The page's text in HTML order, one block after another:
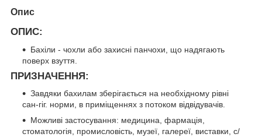
Опис
ОПИС:
Бахіли - чохли або захисні панчохи, що надягають
поверх взуття.
ПРИЗНАЧЕННЯ:
Завдяки бахилам зберігається на необхідному рівні
сан-гіг. норми, в приміщеннях з потоком відвідувачів.
Можливі застосування: медицина, фармація,
стоматологія, промисловість, музеї, галереї, виставки, с/